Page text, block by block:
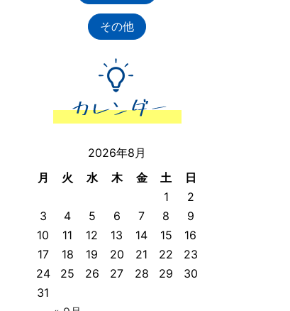
その他
2026年8月
月
火 水 木 金 土 日
1
2
3
4 5 6 7 8
9
10
11 12 13 14 15
16
17
18 19 20 21 22
23
24
25 26 27 28 29
30
31